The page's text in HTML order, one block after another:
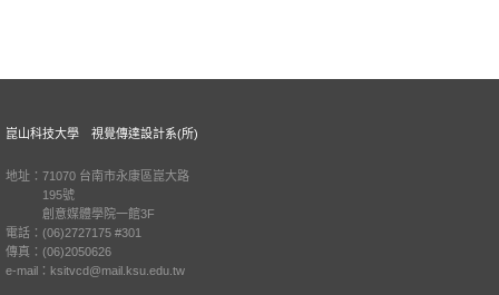
崑山科技大學 視覺傳達設計系(所)
地址：71070 台南市永康區崑大路
195號
創意媒體學院一館3F
電話：(06)2727175 #301
傳真：(06)2050626
e-mail：ksitvcd@mail.ksu.edu.tw